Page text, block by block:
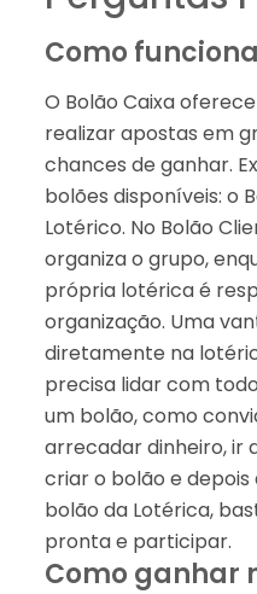
Como
O Bolão Caixa
realizar apostas em
chances de ganhar.
bolões disponíveis: o
Lotérico. No Bolão
organiza o grupo,
própria lotérica é
organização. Uma
diretamente na
precisa lidar com
um bolão, como
arrecadar dinheiro, ir
criar o bolão e depois
bolão da Lotérica,
pronta e participar.
Como ganhar